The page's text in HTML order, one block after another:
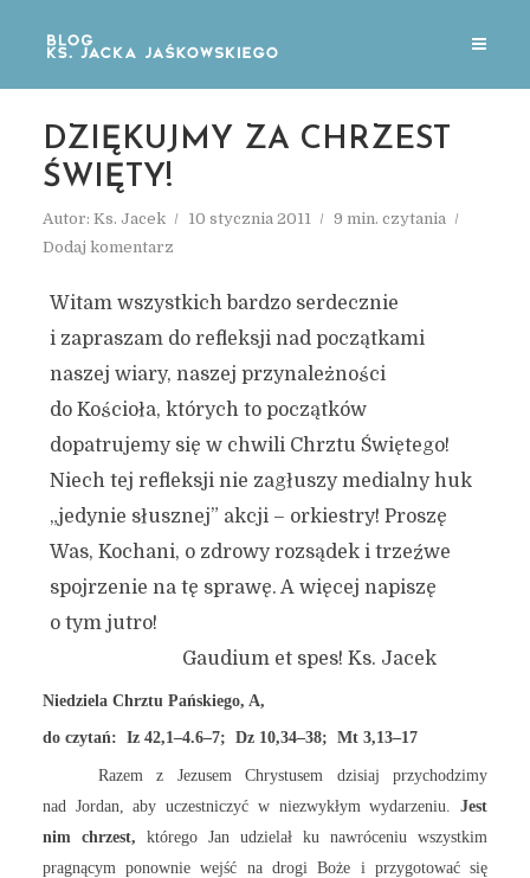
DZIĘKUJMY ZA CHRZEST
ŚWIĘTY!
Autor: Ks. Jacek 10 stycznia 2011
9 min. czytania
Dodaj komentarz
Witam wszystkich bardzo serdecznie
i zapraszam do refleksji nad początkami
naszej wiary, naszej przynależności
do Kościoła, których to początków
dopatrujemy się w chwili Chrztu Świętego!
Niech tej refleksji nie zagłuszy medialny huk
„jedynie słusznej” akcji – orkiestry! Proszę
Was, Kochani, o zdrowy rozsądek i trzeźwe
spojrzenie na tę sprawę. A więcej napiszę
o tym jutro!
Gaudium et spes! Ks. Jacek
Niedziela Chrztu Pańskiego, A,
do czytań: Iz 42,1–4.6–7; Dz 10,34–38; Mt 3,13–17
Razem z Jezusem Chrystusem dzisiaj przychodzimy
nad Jordan, aby uczestniczyć w niezwykłym wydarzeniu.Jest
nim chrzest, którego Jan udzielał ku nawróceniu wszystkim
pragnącym ponownie wejść na drogi Boże i przygotować się